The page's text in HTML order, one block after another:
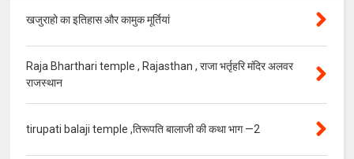
खजुराहो का इतिहास और कामुक मूर्तियां
Raja Bharthari temple , Rajasthan , राजा भर्तृहरि मंदिर अलवर
राजस्थान
tirupati balaji temple ,तिरूपति बालाजी की कथा भाग —2